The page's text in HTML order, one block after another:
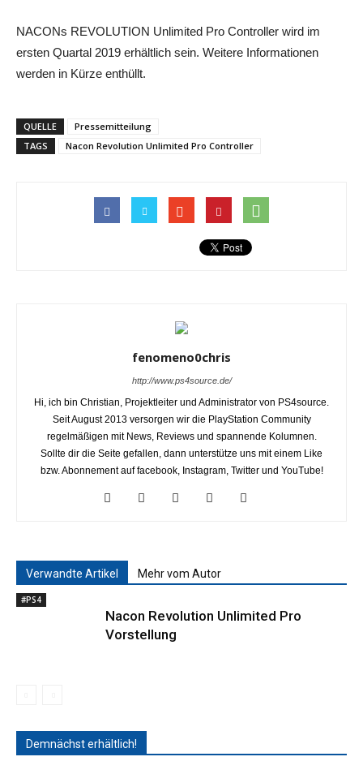
NACONs REVOLUTION Unlimited Pro Controller wird im
ersten Quartal 2019 erhältlich sein. Weitere Informationen
werden in Kürze enthüllt.
QUELLE
Pressemitteilung
TAGS
Nacon Revolution Unlimited Pro Controller
fenomeno0chris
http://www.ps4source.de/
Hi, ich bin Christian, Projektleiter und Administrator von PS4source.
Seit August 2013 versorgen wir die PlayStation Community
regelmäßigen mit News, Reviews und spannende Kolumnen.
Sollte dir die Seite gefallen, dann unterstütze uns mit einem Like
bzw. Abonnement auf facebook, Instagram, Twitter und YouTube!
Verwandte Artikel Mehr vom Autor
#PS4
Nacon Revolution Unlimited Pro
Vorstellung
Demnächst erhältlich!